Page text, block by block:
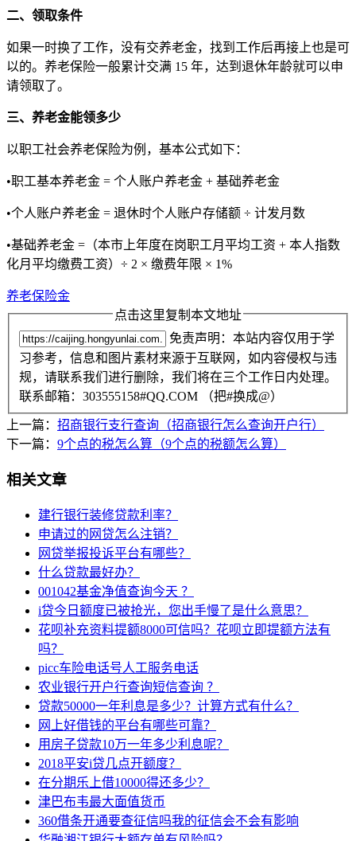
二、领取条件
如果一时换了工作，没有交养老金，找到工作后再接上也是可
以的。养老保险一般累计交满 15 年，达到退休年龄就可以申
请领取了。
三、养老金能领多少
以职工社会养老保险为例，基本公式如下：
•职工基本养老金 = 个人账户养老金 + 基础养老金
•个人账户养老金 = 退休时个人账户存储额 ÷ 计发月数
•基础养老金 =（本市上年度在岗职工月平均工资 + 本人指数
化月平均缴费工资）÷ 2 × 缴费年限 × 1%
养老保险金
点击这里复制本文地址
免责声明：本站内容仅用于学
习参考，信息和图片素材来源于互联网，如内容侵权与违
规，请联系我们进行删除，我们将在三个工作日内处理。
联系邮箱：303555158#QQ.COM （把#换成@）
上一篇： 招商银行支行查询（招商银行怎么查询开户行）
下一篇： 9个点的税怎么算（9个点的税额怎么算）
相关文章
建行银行装修贷款利率？
申请过的网贷怎么注销？
网贷举报投诉平台有哪些？
什么贷款最好办？
001042基金净值查询今天 ？
i贷今日额度已被抢光，您出手慢了是什么意思？
花呗补充资料提额8000可信吗？花呗立即提额方法有
吗？
picc车险电话号人工服务电话
农业银行开户行查询短信查询 ？
贷款50000一年利息是多少？计算方式有什么？
网上好借钱的平台有哪些可靠？
用房子贷款10万一年多少利息呢？
2018平安i贷几点开额度？
在分期乐上借10000得还多少？
津巴布韦最大面值货币
360借条开通要查征信吗我的征信会不会有影响